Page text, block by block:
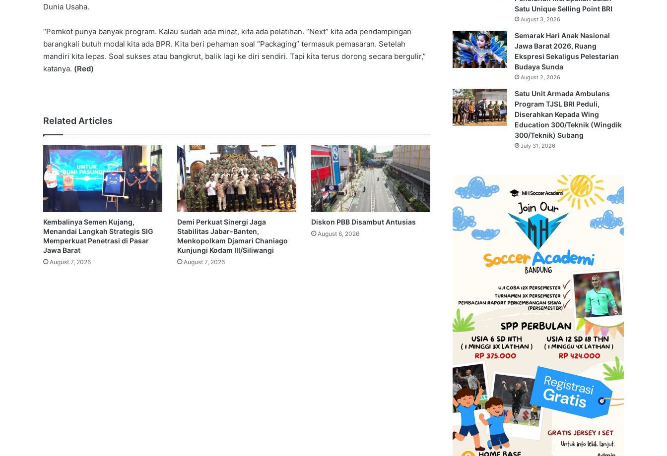
Dunia Usaha.
“Pemkot punya banyak program. Kalau sudah ada minat, kita ada pelatihan. “Next” kita ada pendampingan
barangkali butuh modal kita ada BPR. Kita beri pehaman soal “Packaging” termasuk pemasaran. Setelah
mandiri kita lepas. Soal sukses atau bangkrut, balik lagi ke diri sendiri. Tapi kita terus dorong secara bergulir‎,”
katanya. (Red)
Related Articles
Kembalinya Semen Kujang,
Menandai Langkah Strategis SIG
Memperkuat Penetrasi di Pasar
Jawa Barat
August 7, 2026
Demi Perkuat Sinergi Jaga
Stabilitas Jabar-Banten,
Menkopolkam Djamari Chaniago
Kunjungi Kodam III/Siliwangi
August 7, 2026
Diskon PBB Disambut Antusias
August 6, 2026
Satu Unique Selling Point BRI
August 3, 2026
Semarak Hari Anak Nasional
Jawa Barat 2026, Ruang
Ekspresi Sekaligus Pelestarian
Budaya Sunda
August 2, 2026
Satu Unit Armada Ambulans
Program TJSL BRI Peduli,
Diserahkan Kepada Wing
Education 300/Teknik (Wingdik
300/Teknik) Subang
July 31, 2026